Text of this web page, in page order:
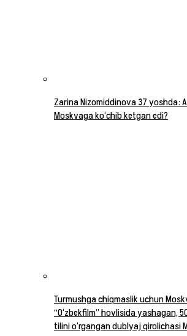
Zarina Nizomiddinova 37 yoshda:
Moskvaga ko‘chib ketgan edi?
Turmushga chiqmaslik uchun
“O‘zbekfilm” hovlisida yashagan,
tilini o‘rgangan dublyaj qirolichasi